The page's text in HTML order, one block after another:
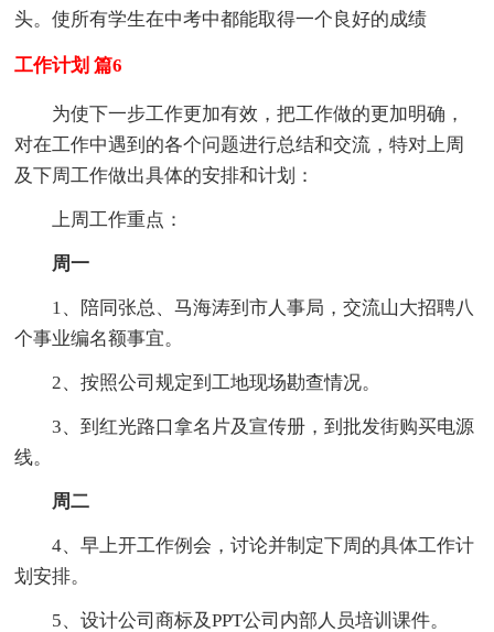
头。使所有学生在中考中都能取得一个良好的成绩
工作计划 篇6
为使下一步工作更加有效，把工作做的更加明确，
对在工作中遇到的各个问题进行总结和交流，特对上周
及下周工作做出具体的安排和计划：
上周工作重点：
周一
1、陪同张总、马海涛到市人事局，交流山大招聘八
个事业编名额事宜。
2、按照公司规定到工地现场勘查情况。
3、到红光路口拿名片及宣传册，到批发街购买电源
线。
周二
4、早上开工作例会，讨论并制定下周的具体工作计
划安排。
5、设计公司商标及PPT公司内部人员培训课件。